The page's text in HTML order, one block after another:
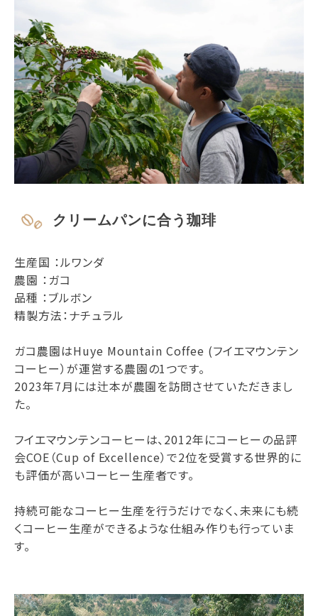
クリームパンに合う珈琲
生産国 ：ルワンダ
農園 ：ガコ
品種 ：ブルボン
精製方法：ナチュラル
ガコ農園はHuye Mountain Coffee (フイエマウンテン
コーヒー）が運営する農園の1つです。
2023年7月には辻本が農園を訪問させていただきまし
た。
フイエマウンテンコーヒーは、2012年にコーヒーの品評
会COE（Cup of Excellence）で2位を受賞する世界的に
も評価が高いコーヒー生産者です。
持続可能なコーヒー生産を行うだけでなく、未来にも続
くコーヒー生産ができるような仕組み作りも行っていま
す。